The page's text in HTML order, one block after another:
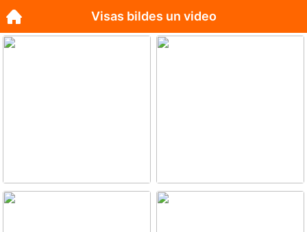
Visas bildes un video